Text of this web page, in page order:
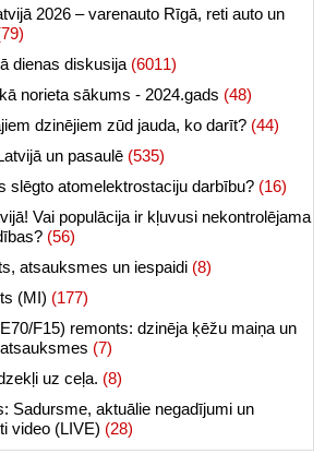
2026 – varenauto Rīgā, reti auto un
dienas diskusija (6011)
norieta sākums - 2024.gads (48)
dzinējiem zūd jauda, ko darīt? (44)
un pasaulē (535)
slēgto atomelektrostaciju darbību? (16)
Vai populācija ir kļuvusi nekontrolējama
(56)
atsauksmes un iespaidi (8)
(MI) (177)
F15) remonts: dzinēja ķēžu maiņa un
(7)
uz ceļa. (8)
Sadursme, aktuālie negadījumi un
video (LIVE) (28)